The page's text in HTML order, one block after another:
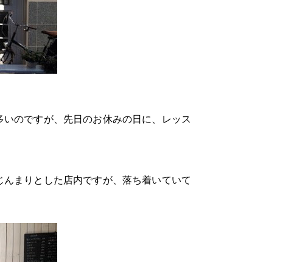
のですが、先日のお休みの日に、レッス
まりとした店内ですが、落ち着いていて